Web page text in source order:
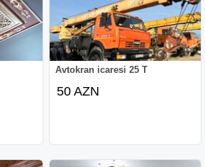
Avtokran icaresi 25 T
50 AZN